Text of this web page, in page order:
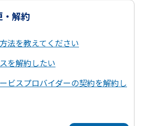
・解約
法を教えてください
を解約したい
ビスプロバイダーの契約を解約し